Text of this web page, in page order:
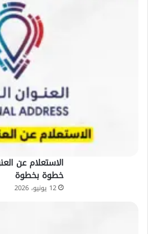
خطوة بخطوة
12 يونيو، 2026